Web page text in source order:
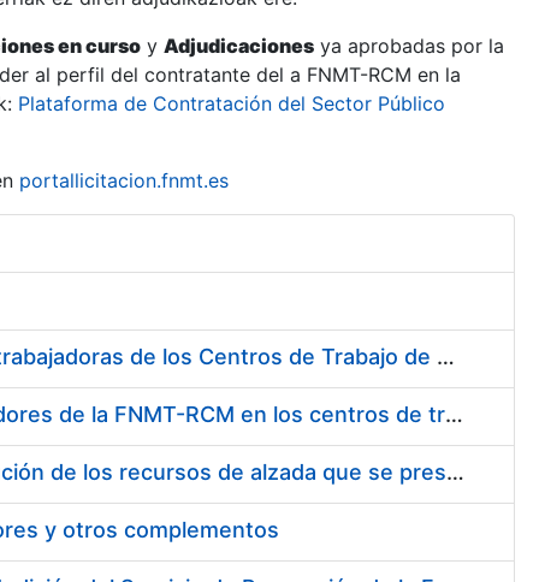
en curso y Adjudicaciones ya aprobadas por la
al perfil del contratante del a FNMT-RCM en la
Plataforma de Contratación del Sector Público
portallicitacion.fnmt.es
Suministro de Protectores Auditivos a medida para las personas trabajadoras de los Centros de Trabajo de Madrid y Burgos
Suministro de gafas graduadas antiproyecciones para los trabajadores de la FNMT-RCM en los centros de trabajo de Madrid y Burgos
Servicios de una empresa externa para el asesoramiento y resolución de los recursos de alzada que se presentan relacionados con procesos de selección para la FNMT-RCM
y otros complementos